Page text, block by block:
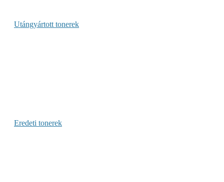
Utángyártott tonerek
Eredeti tonerek